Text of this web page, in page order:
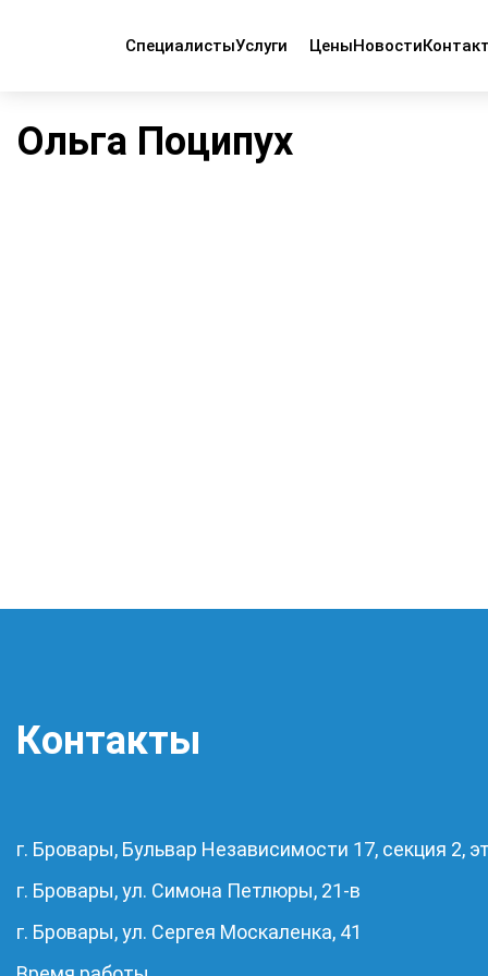
СпециалистыУслуги ЦеныНовости
Ольга Поципух
Контакты
г. Бровары, Бульвар Независимости 17, секция 2,
г. Бровары, ул. Симона Петлюры, 21-в
г. Бровары, ул. Сергея Москаленка, 41